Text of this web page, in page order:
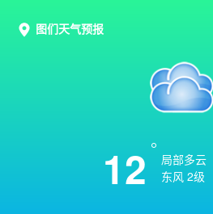
图们天气预报
12
局部多云
东风 2级